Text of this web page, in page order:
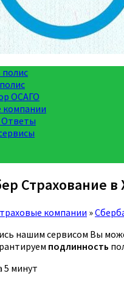
ОСАГО
компании
Ответы
Страхование в
компании »
нашим сервисом Вы
подлинность
5 минут